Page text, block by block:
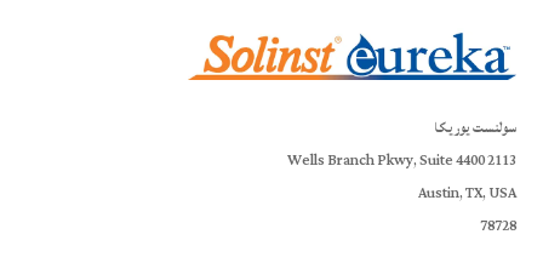
سولنست يوريكا
2113 Wells Branch Pkwy, Suite 4400
Austin, TX, USA
78728